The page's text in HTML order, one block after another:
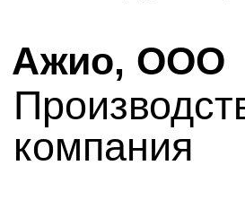
Ажио, ООО
компания